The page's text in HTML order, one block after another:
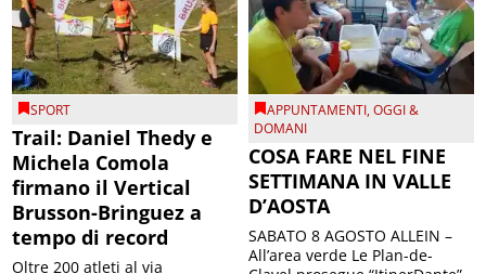
SPORT
Trail: Daniel Thedy e
Michela Comola
firmano il Vertical
Brusson-Bringuez a
tempo di record
Oltre 200 atleti al via
APPUNTAMENTI,OGGI &
DOMANI
COSA FARE NEL FINE
SETTIMANA IN VALLE
D’AOSTA
SABATO 8 AGOSTO ALLEIN –
All’area verde Le Plan-de-